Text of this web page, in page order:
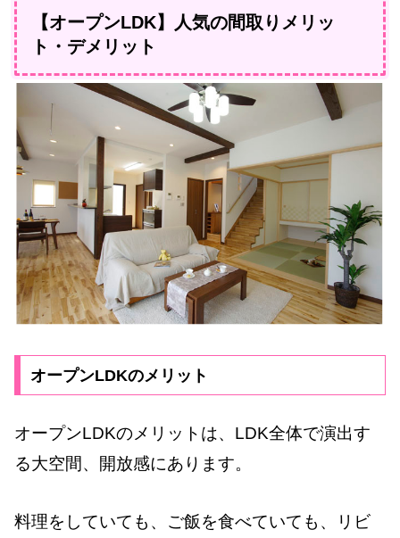
【オープンLDK】人気の間取りメリッ
ト・デメリット
オープンLDKのメリット
オープンLDKのメリットは、LDK全体で演出す
る大空間、開放感にあります。
料理をしていても、ご飯を食べていても、リビ